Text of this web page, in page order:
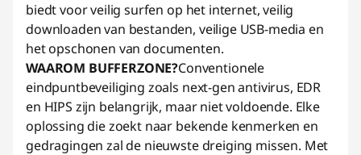
biedt voor veilig surfen op het internet, veilig
downloaden van bestanden, veilige USB-media en
het opschonen van documenten.
WAAROM BUFFERZONE?Conventionele
eindpuntbeveiliging zoals next-gen antivirus, EDR
en HIPS zijn belangrijk, maar niet voldoende. Elke
oplossing die zoekt naar bekende kenmerken en
gedragingen zal de nieuwste dreiging missen. Met